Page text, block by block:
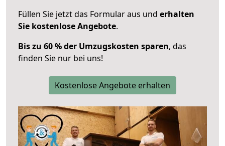
Füllen Sie jetzt das Formular aus und erhalten
Sie kostenlose Angebote.
Bis zu 60 % der Umzugskosten sparen, das
finden Sie nur bei uns!
Kostenlose Angebote erhalten